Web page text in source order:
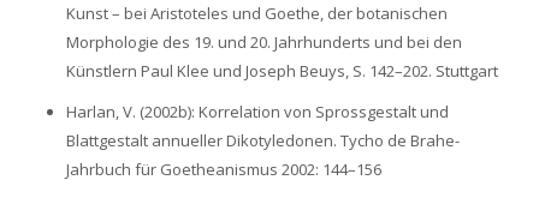
Kunst – bei Aristoteles und Goethe, der botanischen
Morphologie des 19. und 20. Jahrhunderts und bei den
Künstlern Paul Klee und Joseph Beuys, S. 142–202. Stuttgart
Harlan, V. (2002b): Korrelation von Sprossgestalt und
Blattgestalt annueller Dikotyledonen. Tycho de Brahe-
Jahrbuch für Goetheanismus 2002: 144–156